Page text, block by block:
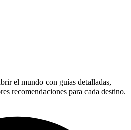
el mundo con guías detalladas,
recomendaciones para cada destino.